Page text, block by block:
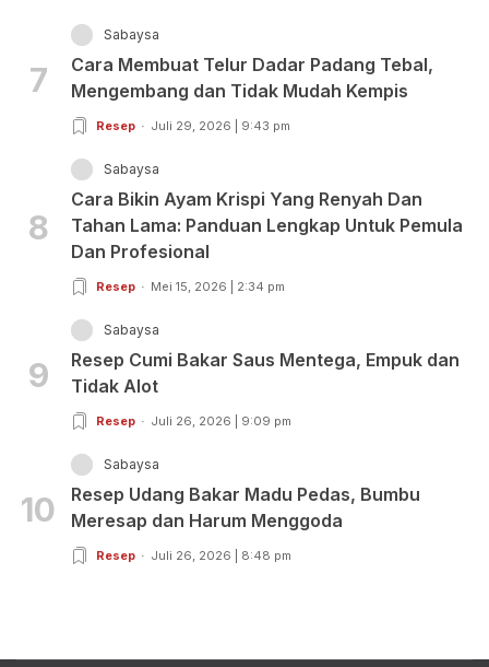
7
Sabaysa
Cara Membuat Telur Dadar Padang Tebal,
Mengembang dan Tidak Mudah Kempis
Resep Juli 29, 2026 | 9:43 pm
8
Sabaysa
Cara Bikin Ayam Krispi Yang Renyah Dan
Tahan Lama: Panduan Lengkap Untuk Pemula
Dan Profesional
Resep Mei 15, 2026 | 2:34 pm
9
Sabaysa
Resep Cumi Bakar Saus Mentega, Empuk dan
Tidak Alot
Resep Juli 26, 2026 | 9:09 pm
10
Sabaysa
Resep Udang Bakar Madu Pedas, Bumbu
Meresap dan Harum Menggoda
Resep Juli 26, 2026 | 8:48 pm